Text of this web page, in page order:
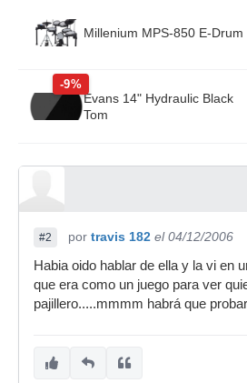
Millenium MPS-850 E-Drum
-9%
Evans 14" Hydraulic Black
Tom
#2 por travis 182 el 04/12/2006
Habia oido hablar de ella y la vi en
que era como un juego para ver
pajillero.....mmmm habrá que